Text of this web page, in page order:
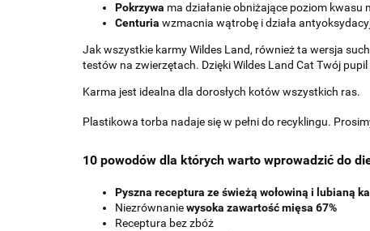
Pokrzywa ma działanie obniżające poziom
Centuria wzmacnia wątrobę i działa
Jak wszystkie karmy Wildes Land, również ta wersja
testów na zwierzętach. Dzięki Wildes Land Cat Twój
Karma jest idealna dla dorosłych kotów wszystkich ras.
Plastikowa torba nadaje się w pełni do recyklingu.
10 powodów dla których warto wprowadzić do
Pyszna receptura ze świeżą wołowiną i lubianą
Niezrównaniewysoka zawartość mięsa 67%
Receptura bez zbóż